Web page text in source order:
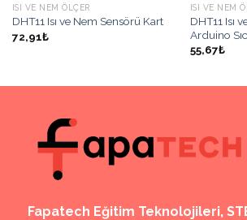
ISI VE NEM ÖLÇER
DHT11 Isı ve Nem Sensörü Kart
72,91₺
ISI VE NEM
DHT11 Isı
Arduino
55,67₺
Fapatech Eğitim Teknolojileri,